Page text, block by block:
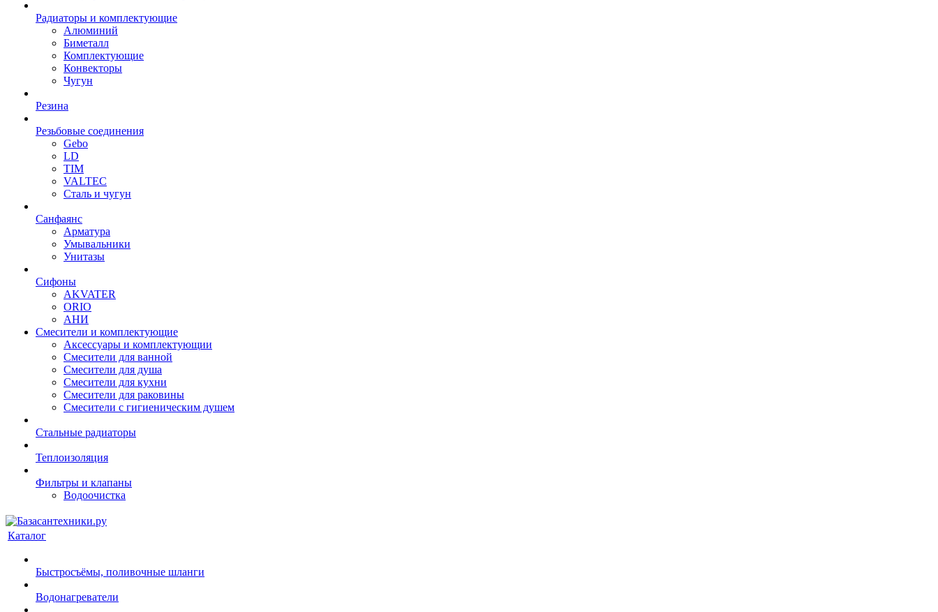
Радиаторы и комплектующие
Алюминий
Биметалл
Комплектующие
Конвекторы
Чугун
Резина
Резьбовые соединения
Gebo
LD
TIM
VALTEC
Сталь и чугун
Санфаянс
Арматура
Умывальники
Унитазы
Сифоны
AKVATER
ORIO
АНИ
Смесители и комплектующие
Аксессуары и комплектующии
Смесители для ванной
Смесители для душа
Смесители для кухни
Смесители для раковины
Смесители с гигиеническим душем
Стальные радиаторы
Теплоизоляция
Фильтры и клапаны
Водоочистка
Каталог
Быстросъёмы, поливочные шланги
Водонагреватели